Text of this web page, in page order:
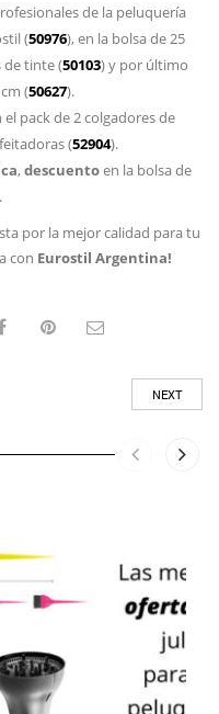
de la peluquería
(50976), en la bolsa de 25
tinte (50103) y por último
(50627).
el pack de 2 colgadores de
(52904).
,descuentoen la bolsa de
por la mejor calidad para tu
con Eurostil Argentina!
NEXT